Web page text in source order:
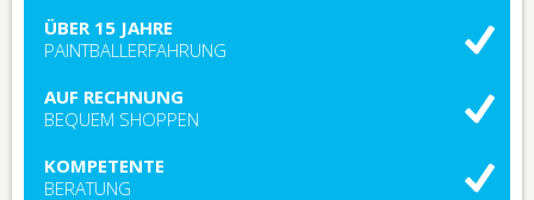
ÜBER 15 JAHRE
PAINTBALLERFAHRUNG
AUF RECHNUNG
BEQUEM SHOPPEN
KOMPETENTE
BERATUNG